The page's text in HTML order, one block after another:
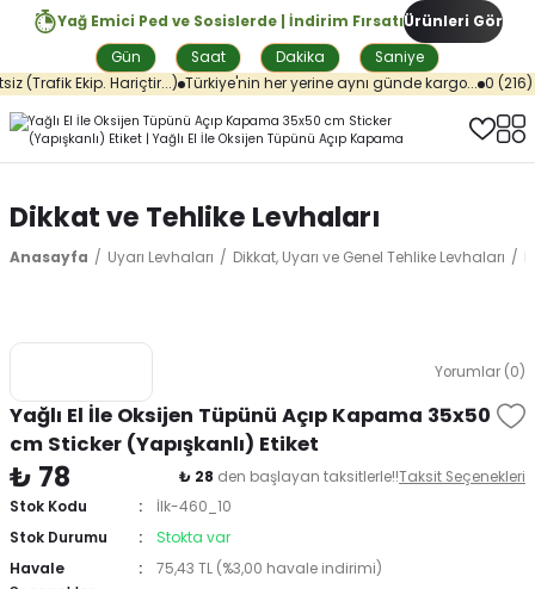
Yağ Emici Ped ve Sosislerde | İndirim Fırsatı
Gün
Saat Dakika Saniye
Ürünleri Gör
(Trafik Ekip. Hariçtir...) Türkiye'nin her yerine aynı günde kargo... 0 (216)
Dikkat ve Tehlike Levhaları
Anasayfa Uyarı Levhaları Dikkat, Uyarı ve Genel Tehlike Levhaları
Yorumlar (0)
Yağlı El İle Oksijen Tüpünü Açıp Kapama 35x50
cm Sticker (Yapışkanlı) Etiket
₺ 78 ₺ 28 den başlayan taksitlerle!!Taksit Seçenekleri
Stok Kodu
İlk-460_10
Stok Durumu
Stokta var
Havale
75,43 TL (%3,00 havale indirimi)